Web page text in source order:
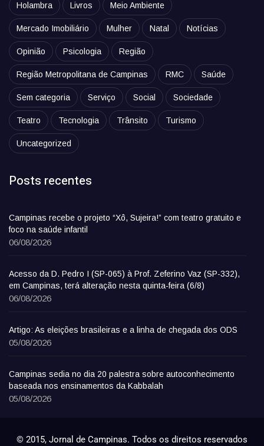
Holambra Livros Meio Ambiente
Mercado Imobiliário Mulher Natal Notícias
Opinião Psicologia Região
Região Metropolitana de Campinas RMC Saúde
Sem categoria Serviço Social Sociedade
Teatro Tecnologia Trânsito Turismo
Uncategorized
Posts recentes
Campinas recebe o projeto “Xô, Sujeira!” com teatro gratuito e
foco na saúde infantil
06/08/2026
Acesso da D. Pedro I (SP-065) à Prof. Zeferino Vaz (SP-332),
em Campinas, terá alteração nesta quinta-feira (6/8)
06/08/2026
Artigo: As eleições brasileiras e a linha de chegada dos ODS
05/08/2026
Campinas sedia no dia 20 palestra sobre autoconhecimento
baseada nos ensinamentos da Kabbalah
05/08/2026
© 2015, Jornal de Campinas. Todos os direitos reservados